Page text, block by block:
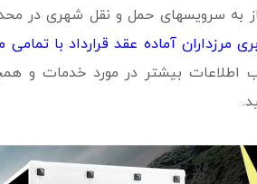
به سرویسهای حمل و نقل شهری در
مرزداران آماده عقد قرارداد با
بیشتر در مورد خدمات و